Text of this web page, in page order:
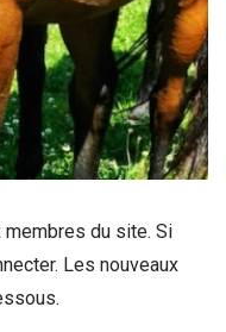
membres du site. Si
Les nouveaux